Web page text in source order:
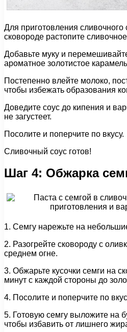
Для приготовления сливочного
сковороде растопите
Добавьте муку и
ароматное золотистое
Постепенно влейте молоко,
чтобы избежать образования
Доведите соус до кипения и
не загустеет.
Посолите и поперчите по вкусу.
Сливочный соус готов!
Шаг 4: Обжарка
1. Семгу нарежьте на
2. Разогрейте сковороду с
среднем огне.
3. Обжарьте кусочки семги на
минут с каждой стороны до
4. Посолите и поперчите по
5. Готовую семгу выложите на
чтобы избавить от лишнего